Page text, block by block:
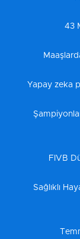
43
Yapay zeka
FIVB
Sağlıklı